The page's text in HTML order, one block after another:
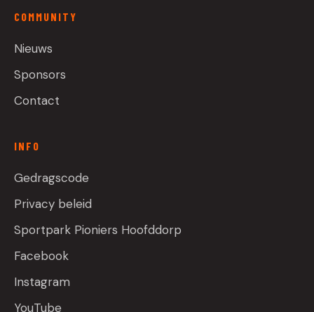
COMMUNITY
Nieuws
Sponsors
Contact
INFO
Gedragscode
Privacy beleid
Sportpark Pioniers Hoofddorp
Facebook
Instagram
YouTube